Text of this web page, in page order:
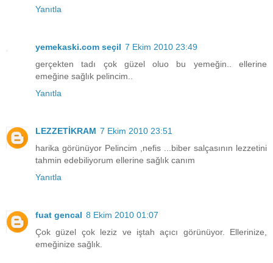
Yanıtla
yemekaski.com seçil 7 Ekim 2010 23:49
gerçekten tadı çok güzel oluo bu yemeğin.. ellerine
emeğine sağlık pelincim..
Yanıtla
LEZZETİKRAM 7 Ekim 2010 23:51
harika görünüyor Pelincim ,nefis ...biber salçasının lezzetini
tahmin edebiliyorum ellerine sağlık canım
Yanıtla
fuat gencal 8 Ekim 2010 01:07
Çok güzel çok leziz ve iştah açıcı görünüyor. Ellerinize,
emeğinize sağlık.